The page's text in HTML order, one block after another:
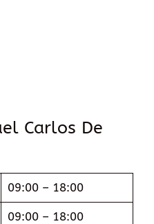
Carlos De
09:00 – 18:00
09:00 – 18:00